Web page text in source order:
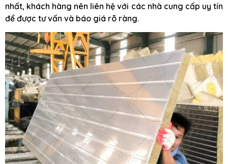
nhất, khách hàng nên liên hệ với các nhà cung cấp uy tín
để được tư vấn và báo giá rõ ràng.